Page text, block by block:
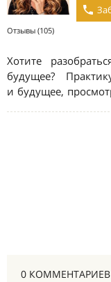
0 КОММЕНТАРИЕВ